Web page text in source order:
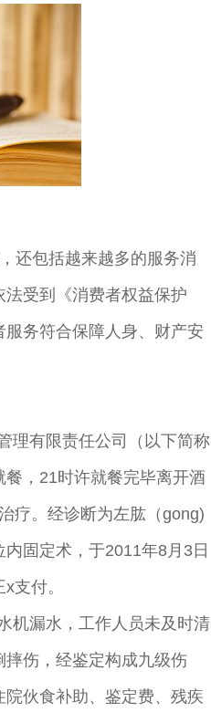
还包括越来越多的服务消
受到《消费者权益保护
务符合保障人身、财产安
理有限责任公司（以下简称
，21时许就餐完毕离开酒
疗。经诊断为左肱（gong)
固定术，于2011年8月3日
支付。
机漏水，工作人员未及时清
伤，经鉴定构成九级伤
伙食补助、鉴定费、残疾